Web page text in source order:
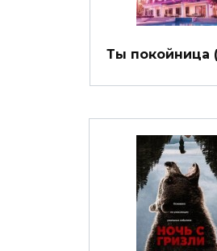
Ты покойница